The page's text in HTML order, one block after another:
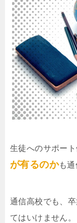
生徒へのサポート
が有るのかも通
通信高校でも、
てはいけません。